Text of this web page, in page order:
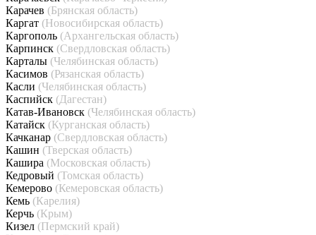
Карачев (Брянская область)
Каргат (Новосибирская область)
Каргополь (Архангельская область)
Карпинск (Свердловская область)
Карталы (Челябинская область)
Касимов (Рязанская область)
Касли (Челябинская область)
Каспийск (Дагестан)
Катав-Ивановск (Челябинская область)
Катайск (Курганская область)
Качканар (Свердловская область)
Кашин (Тверская область)
Кашира (Московская область)
Кедровый (Томская область)
Кемерово (Кемеровская область)
Кемь (Карелия)
Керчь (Крым)
Кизел (Пермский край)